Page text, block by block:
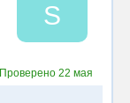
S
Проверено 22 мая